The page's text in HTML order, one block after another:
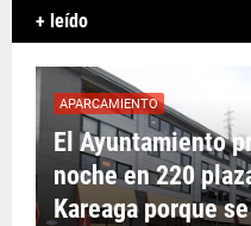
+ leído
APARCAMIENTO
El Ayuntamiento
noche en 220
Kareaga porque